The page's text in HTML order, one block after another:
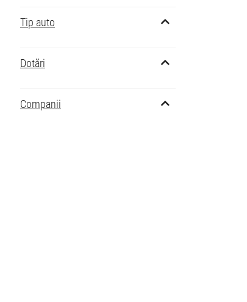
Tip auto
Dotări
Companii